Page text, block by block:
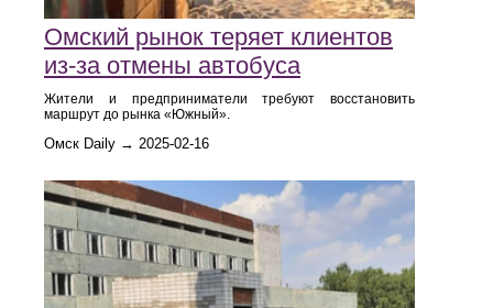
Омский рынок теряет клиентов
из-за отмены автобуса
Жители и предприниматели требуют восстановить
маршрут до рынка «Южный».
Омск Daily → 2025-02-16